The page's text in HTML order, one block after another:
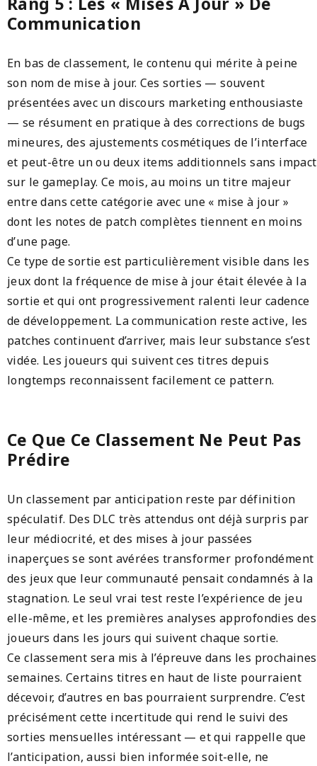
Communication
En bas de classement, le contenu qui mérite à peine
son nom de mise à jour. Ces sorties — souvent
présentées avec un discours marketing enthousiaste
— se résument en pratique à des corrections de bugs
mineures, des ajustements cosmétiques de l’interface
et peut-être un ou deux items additionnels sans impact
sur le gameplay. Ce mois, au moins un titre majeur
entre dans cette catégorie avec une « mise à jour »
dont les notes de patch complètes tiennent en moins
d’une page.
Ce type de sortie est particulièrement visible dans les
jeux dont la fréquence de mise à jour était élevée à la
sortie et qui ont progressivement ralenti leur cadence
de développement. La communication reste active, les
patches continuent d’arriver, mais leur substance s’est
vidée. Les joueurs qui suivent ces titres depuis
longtemps reconnaissent facilement ce pattern.
Ce Que Ce Classement Ne Peut Pas
Prédire
Un classement par anticipation reste par définition
spéculatif. Des DLC très attendus ont déjà surpris par
leur médiocrité, et des mises à jour passées
inaperçues se sont avérées transformer profondément
des jeux que leur communauté pensait condamnés à la
stagnation. Le seul vrai test reste l’expérience de jeu
elle-même, et les premières analyses approfondies des
joueurs dans les jours qui suivent chaque sortie.
Ce classement sera mis à l’épreuve dans les prochaines
semaines. Certains titres en haut de liste pourraient
décevoir, d’autres en bas pourraient surprendre. C’est
précisément cette incertitude qui rend le suivi des
sorties mensuelles intéressant — et qui rappelle que
l’anticipation, aussi bien informée soit-elle, ne